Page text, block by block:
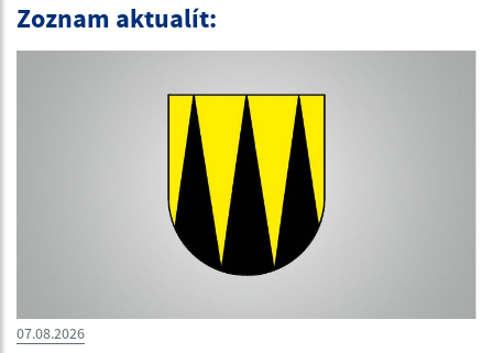
Zoznam aktualít:
07.08.2026